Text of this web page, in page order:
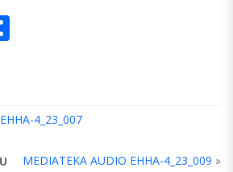
4_23_007
MEDIATEKA AUDIO EHHA-4_23_009 »